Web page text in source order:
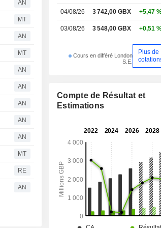
AN
MT
AN
MT
AN
AN
AN
AN
AN
MT
RE
AN
Uni (13,4%), Europe (19,4%),
Proche-Orient-Moyen-Orient
04/08/26 3 742,00 GBX +5,47
03/08/26 3 548,00 GBX +0,51
Cours en différé London
S.E.
Plus de
Compte de Résultat et
Estimations